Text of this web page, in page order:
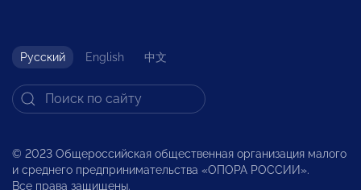
Русский English 中文
© 2023 Общероссийская общественная организация малого
и среднего предпринимательства «ОПОРА РОССИИ».
Все права защищены.